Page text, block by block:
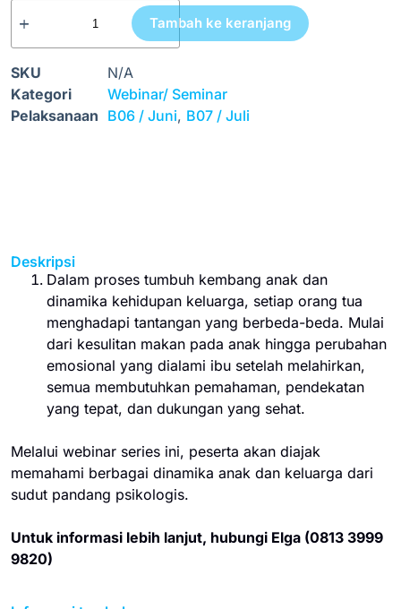
SKU
N/A
Kategori
Webinar/ Seminar
Pelaksanaan B06 / Juni, B07 / Juli
Tambah ke keranjang
Deskripsi
Dalam proses tumbuh kembang anak dan
dinamika kehidupan keluarga, setiap orang tua
menghadapi tantangan yang berbeda-beda. Mulai
dari kesulitan makan pada anak hingga perubahan
emosional yang dialami ibu setelah melahirkan,
semua membutuhkan pemahaman, pendekatan
yang tepat, dan dukungan yang sehat.
Melalui webinar series ini, peserta akan diajak
memahami berbagai dinamika anak dan keluarga dari
sudut pandang psikologis.
Untuk informasi lebih lanjut, hubungi Elga (0813 3999
9820)